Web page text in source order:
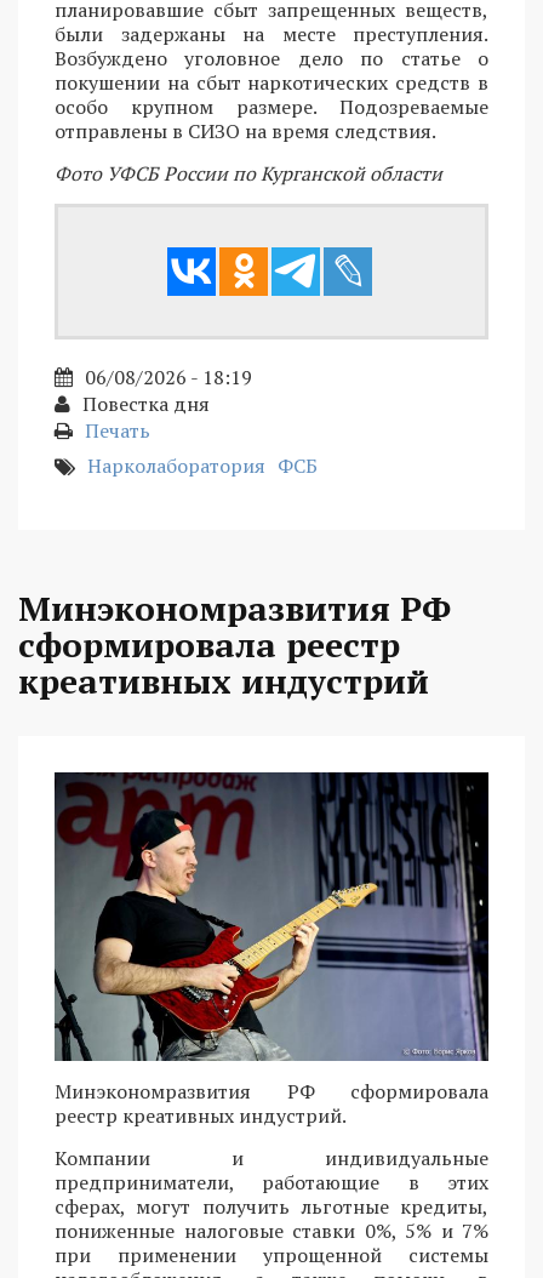
планировавшие сбыт запрещенных веществ,
были задержаны на месте преступления.
Возбуждено уголовное дело по статье о
покушении на сбыт наркотических средств в
особо крупном размере. Подозреваемые
отправлены в СИЗО на время следствия.
Фото УФСБ России по Курганской области
06/08/2026 - 18:19
Повестка дня
Печать
Нарколаборатория ФСБ
Минэкономразвития РФ
сформировала реестр
креативных индустрий
Минэкономразвития РФ сформировала
реестр креативных индустрий.
Компании и индивидуальные
предприниматели, работающие в этих
сферах, могут получить льготные кредиты,
пониженные налоговые ставки 0%, 5% и 7%
при применении упрощенной системы